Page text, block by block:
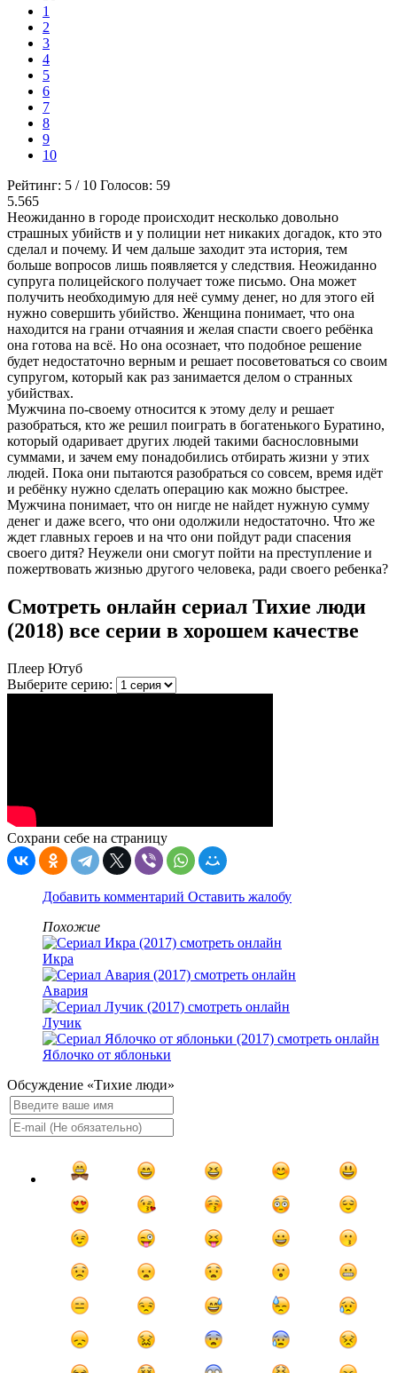
1
2
3
4
5
6
7
8
9
10
Рейтинг: 5 / 10 Голосов: 59
5.565
Неожиданно в городе происходит несколько довольно
страшных убийств и у полиции нет никаких догадок, кто это
сделал и почему. И чем дальше заходит эта история, тем
больше вопросов лишь появляется у следствия. Неожиданно
супруга полицейского получает тоже письмо. Она может
получить необходимую для неё сумму денег, но для этого ей
нужно совершить убийство. Женщина понимает, что она
находится на грани отчаяния и желая спасти своего ребёнка
она готова на всё. Но она осознает, что подобное решение
будет недостаточно верным и решает посоветоваться со своим
супругом, который как раз занимается делом о странных
убийствах.
Мужчина по-своему относится к этому делу и решает
разобраться, кто же решил поиграть в богатенького Буратино,
который одаривает других людей такими баснословными
суммами, и зачем ему понадобились отбирать жизни у этих
людей. Пока они пытаются разобраться со совсем, время идёт
и ребёнку нужно сделать операцию как можно быстрее.
Мужчина понимает, что он нигде не найдет нужную сумму
денег и даже всего, что они одолжили недостаточно. Что же
ждет главных героев и на что они пойдут ради спасения
своего дитя? Неужели они смогут пойти на преступление и
пожертвовать жизнью другого человека, ради своего ребенка?
Смотреть онлайн сериал Тихие люди
(2018) все серии в хорошем качестве
Плеер Ютуб
Выберите серию:
Сохрани себе на страницу
Добавить комментарий Оставить жалобу
Похожие
Икра
Авария
Лучик
Яблочко от яблоньки
Обсуждение «Тихие люди»